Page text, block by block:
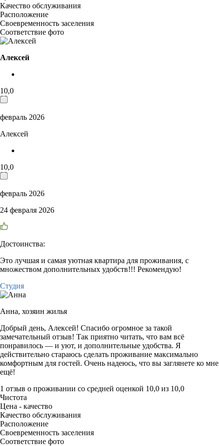
Качество обслуживания
Расположение
Своевременность заселения
Соответствие фото
Алексей
10,0
февраль 2026
Алексей
10,0
февраль 2026
24 февраля 2026
Достоинства:
Это лучшая и самая уютная квартира для проживания, с
множеством дополнительных удобств!!! Рекомендую!
Студия
Анна, хозяин жилья
Добрый день, Алексей! Спасибо огромное за такой
замечательный отзыв! Так приятно читать, что вам всё
понравилось — и уют, и дополнительные удобства. Я
действительно стараюсь сделать проживание максимально
комфортным для гостей. Очень надеюсь, что вы заглянете ко мне
ещё!
1 отзыв о проживании со средней оценкой 10,0 из 10,0
Чистота
Цена - качество
Качество обслуживания
Расположение
Своевременность заселения
Соответствие фото